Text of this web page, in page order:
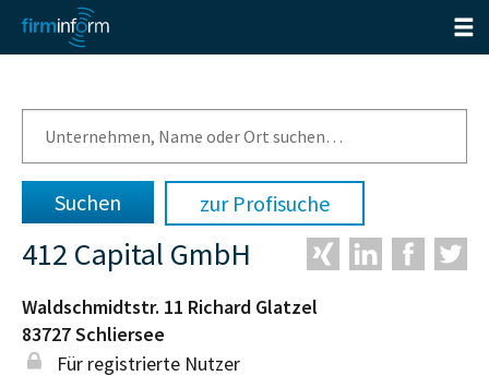
zur Profisuche
412 Capital GmbH
Waldschmidtstr. 11 Richard Glatzel
83727Schliersee
Für registrierte Nutzer